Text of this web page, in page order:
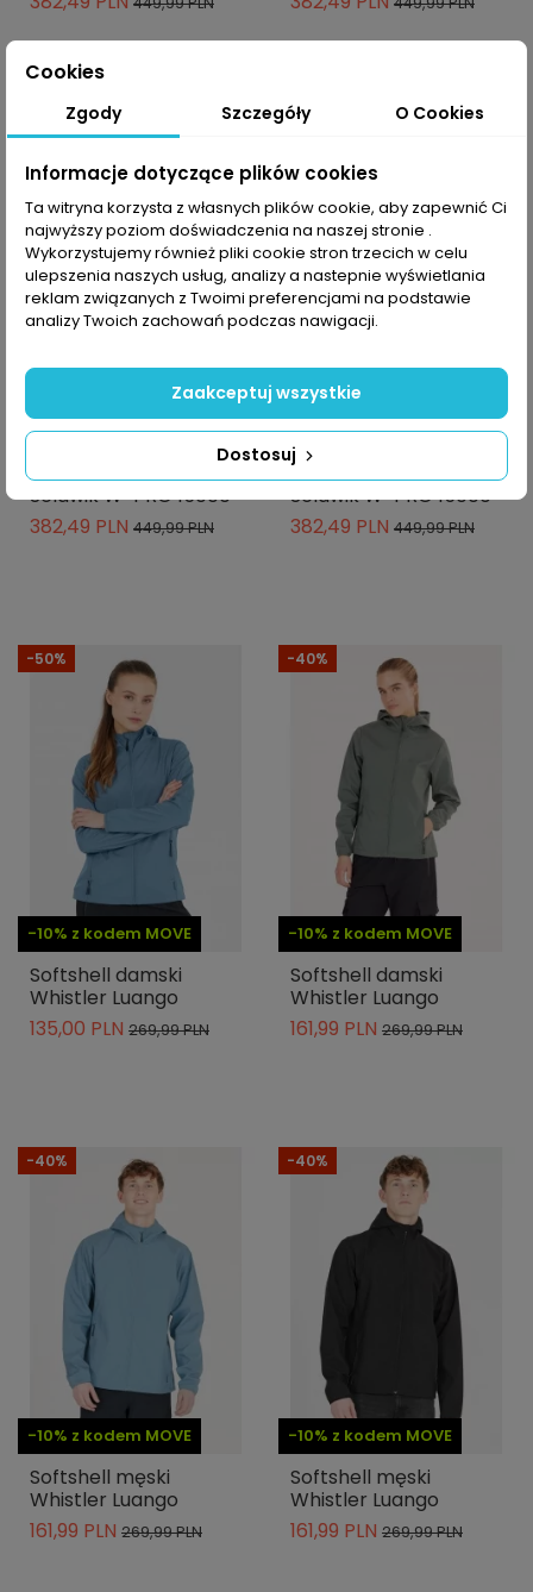
-15%
damska Whistler
Selawik W-PRO 15000
382,49 PLN 449,99 PLN
-10% z kodem MOVE
Kurtka trekkingowa
damska Whistler
Selawik W-PRO 15000
382,49 PLN 449,99 PLN
-10% z kodem MOVE
-50%
Softshell damski
Whistler Luango
135,00 PLN 269,99 PLN
-10% z kodem MOVE
-40%
Softshell damski
Whistler Luango
161,99 PLN 269,99 PLN
-10% z kodem MOVE
-40%
Softshell męski
Whistler Luango
161,99 PLN 269,99 PLN
-10% z kodem MOVE
-40%
Softshell męski
Whistler Luango
161,99 PLN 269,99 PLN
Cookies
Zgody Szczegóły O Cookies
Informacje dotyczące plików cookies
Ta witryna korzysta z własnych plików cookie, aby zapewnić Ci
najwyższy poziom doświadczenia na naszej stronie .
Wykorzystujemy również pliki cookie stron trzecich w celu
ulepszenia naszych usług, analizy a nastepnie wyświetlania
reklam związanych z Twoimi preferencjami na podstawie
analizy Twoich zachowań podczas nawigacji.
Dostosuj
Zaakceptuj wszystkie